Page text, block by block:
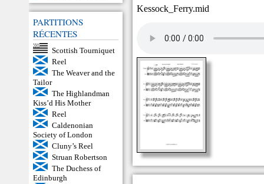
PARTITIONS
RÉCENTES
Scottish Tourniquet
Reel
The Weaver and the
Tailor
The Highlandman
Kiss’d His Mother
Reel
Caldenonian
Society of London
Cluny’s Reel
Struan Robertson
The Duchess of
Edinburgh
Kessock_Ferry.mid